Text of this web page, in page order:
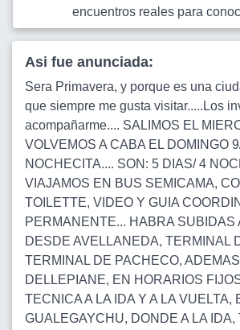
encuentros reales para
Asi fue anunciada:
Sera Primavera, y porque es una
que siempre me gusta visitar.....Los
acompañarme.... SALIMOS EL
VOLVEMOS A CABA EL DOMINGO
NOCHECITA.... SON: 5 DIAS/ 4
VIAJAMOS EN BUS SEMICAMA,
TOILETTE, VIDEO Y GUIA
PERMANENTE... HABRA SUBIDAS
DESDE AVELLANEDA, TERMINAL
TERMINAL DE PACHECO,
DELLEPIANE, EN HORARIOS
TECNICA A LA IDA Y A LA VUELTA,
GUALEGAYCHU, DONDE A LA IDA,